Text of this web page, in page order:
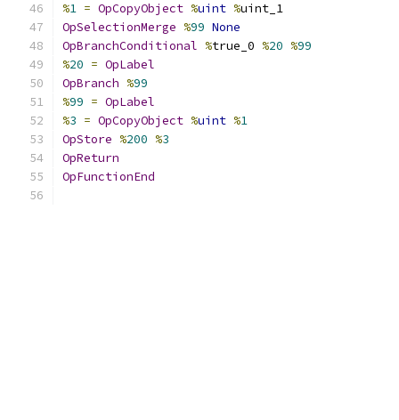
%1 = OpCopyObject %uint %uint_1
OpSelectionMerge %99 None
OpBranchConditional %true_0 %20 %99
%20 = OpLabel
OpBranch %99
%99 = OpLabel
%3 = OpCopyObject %uint %1
OpStore %200 %3
OpReturn
OpFunctionEnd